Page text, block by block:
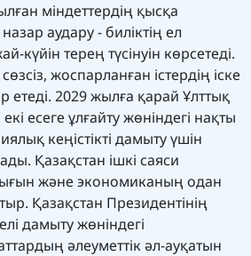
міндеттердің қысқа
аудару - биліктің ел
терең түсінуін көрсетеді.
жоспарланған істердің іске
2029 жылға қарай Ұлттық
есеге ұлғайту жөніндегі нақты
кеңістікті дамыту үшін
Қазақстан ішкі саяси
және экономиканың одан
Қазақстан Президентінің
дамыту жөніндегі
әлеуметтік әл-ауқатын